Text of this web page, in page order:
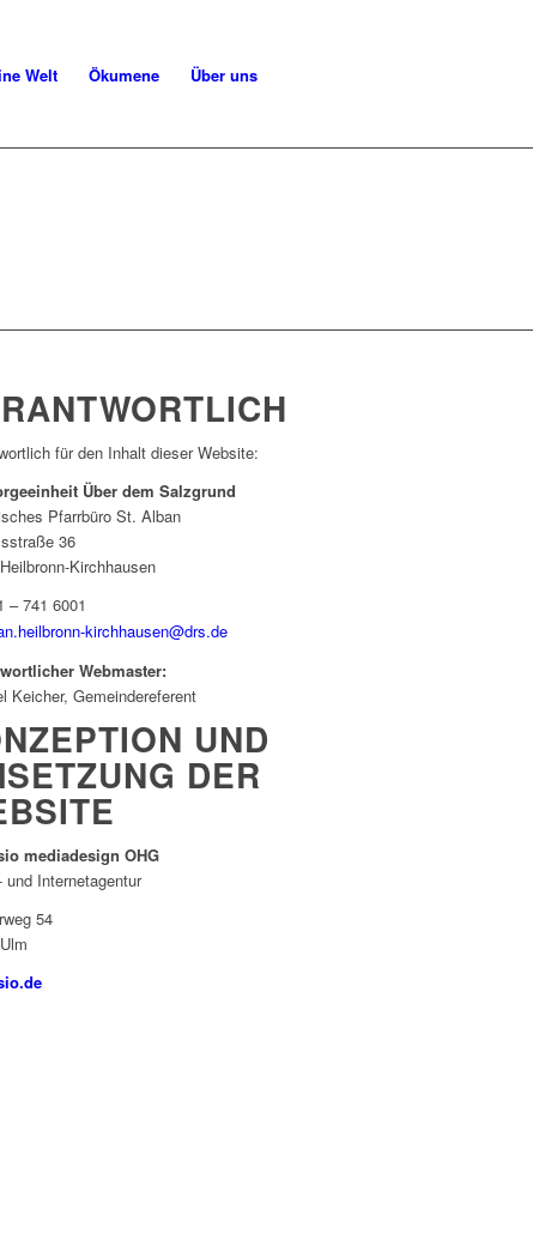
Welt Ökumene Über uns
für den Inhalt dieser Website:
Über dem Salzgrund
Pfarrbüro St. Alban
36
Kirchhausen
– 741 6001
kirchhausen@drs.de
Webmaster:
Keicher, Gemeindereferent
UND
DER
mediadesign OHG
und Internetagentur
54